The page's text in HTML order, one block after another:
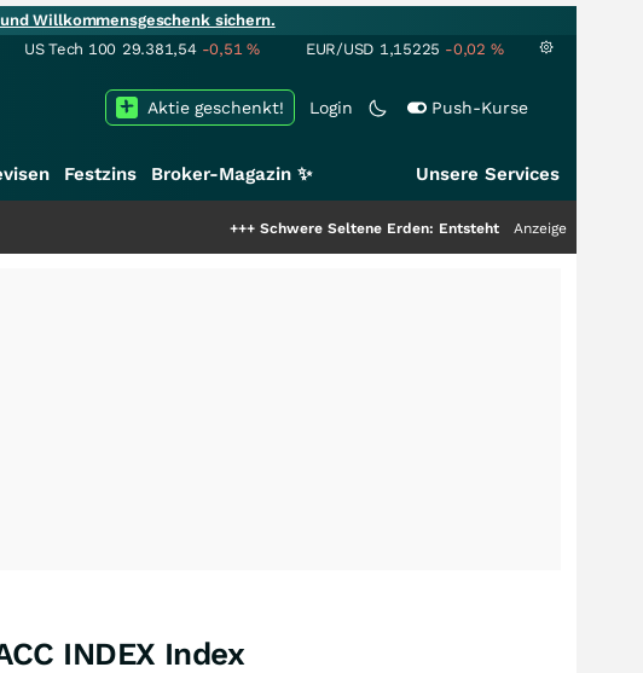
Willkommensgeschenk sichern.
US Tech 100 29.381,54 -0,51% EUR/USD 1,15225 -0,02 %
Login Push-Kurse
Aktie geschenkt!
Festzins Broker-Magazin ✨ Unsere Services
Schwere Seltene Erden: Entsteht hier die nächste
Anzeige
INDEX Index